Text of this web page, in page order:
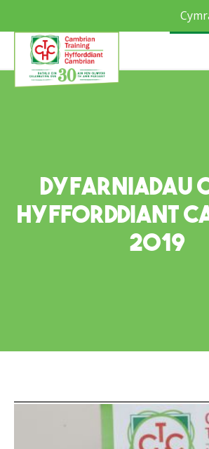
Dyfarniadau
Hyfforddiant
2019